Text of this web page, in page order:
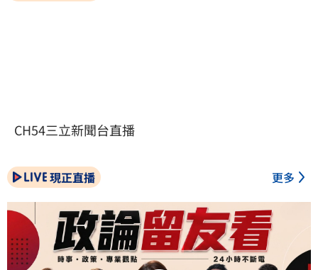
CH54三立新聞台直播
現正直播 更多